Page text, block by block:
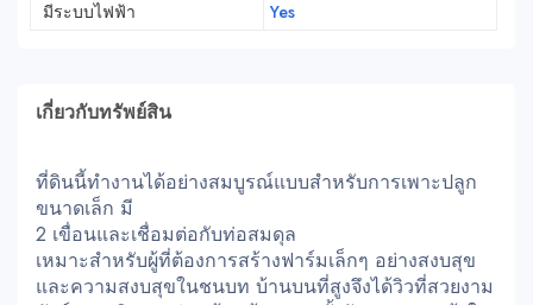
มีระบบไฟฟ้า
Yes
เกี่ยวกับทรัพย์สิน
ที่ดินนี้ทำงานได้อย่างสมบูรณ์แบบสำหรับการเพาะปลูก
ขนาดเล็ก มี
2 เขื่อนและเชื่อมต่อกับท่อสมดุล
เหมาะสำหรับผู้ที่ต้องการสร้างฟาร์มเล็กๆ อย่างสงบสุข
และความสงบสุขในชนบท บ้านบนที่สูงจึงได้วิวที่สวยงาม